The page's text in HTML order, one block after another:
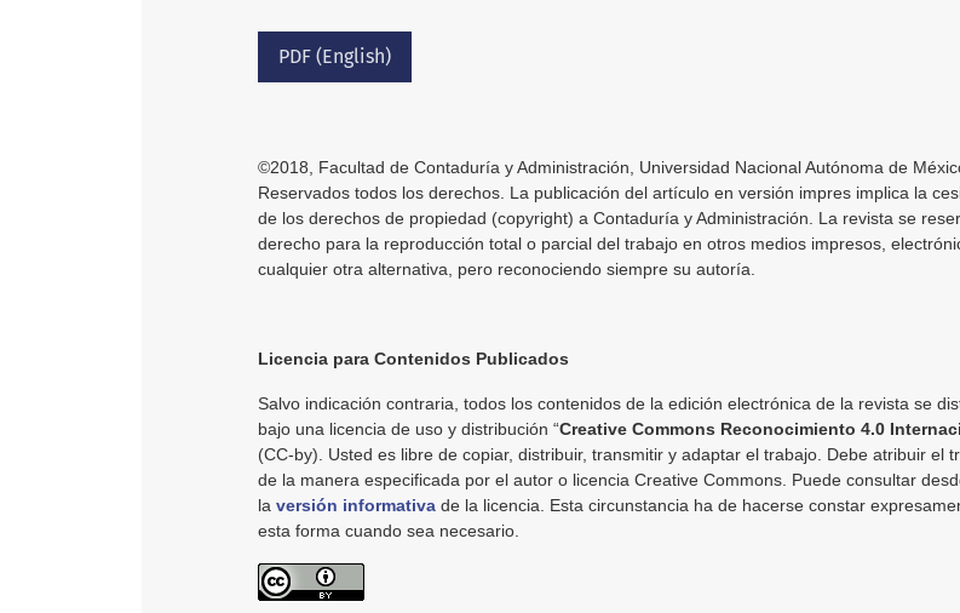
PDF (English)
©2018, Facultad de Contaduría y Administración, Universidad Nacional Autónoma de
Reservados todos los derechos. La publicación del artículo en versión impres implica la
de los derechos de propiedad (copyright) a Contaduría y Administración. La revista se
derecho para la reproducción total o parcial del trabajo en otros medios impresos,
cualquier otra alternativa, pero reconociendo siempre su autoría.
Licencia para Contenidos Publicados
Salvo indicación contraria, todos los contenidos de la edición electrónica de la revista se
bajo una licencia de uso y distribución “Creative Commons Reconocimiento 4.0
(CC-by). Usted es libre de copiar, distribuir, transmitir y adaptar el trabajo. Debe atribuir el
de la manera especificada por el autor o licencia Creative Commons. Puede consultar
la versión informativa de la licencia. Esta circunstancia ha de hacerse constar
esta forma cuando sea necesario.